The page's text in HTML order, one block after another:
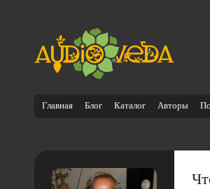
Главная Блог Каталог Авторы